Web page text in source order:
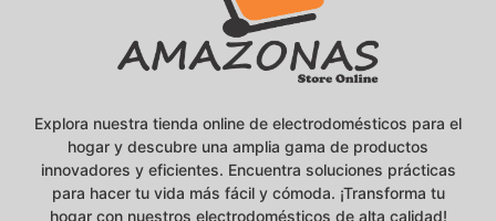
Explora nuestra tienda online de electrodomésticos para el
hogar y descubre una amplia gama de productos
innovadores y eficientes. Encuentra soluciones prácticas
para hacer tu vida más fácil y cómoda. ¡Transforma tu
hogar con nuestros electrodomésticos de alta calidad!